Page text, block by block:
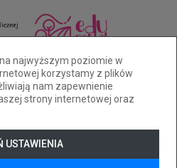
najwyższym poziomie w
korzystamy z plików
nam zapewnienie
strony internetowej oraz
USTAWIENIA
65/515-228-461
Pocztowa 28a Bielsko-Biała
dostępności
kontrastu